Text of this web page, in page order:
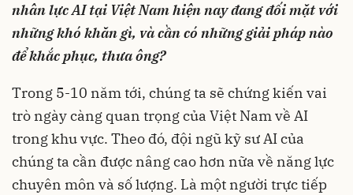
nhân lực AI tại Việt Nam hiện nay đang đối mặt với
những khó khăn gì, và cần có những giải pháp nào
để khắc phục, thưa ông?
Trong 5-10 năm tới, chúng ta sẽ chứng kiến vai
trò ngày càng quan trọng của Việt Nam về AI
trong khu vực. Theo đó, đội ngũ kỹ sư AI của
chúng ta cần được nâng cao hơn nữa về năng lực
chuyên môn và số lượng. Là một người trực tiếp